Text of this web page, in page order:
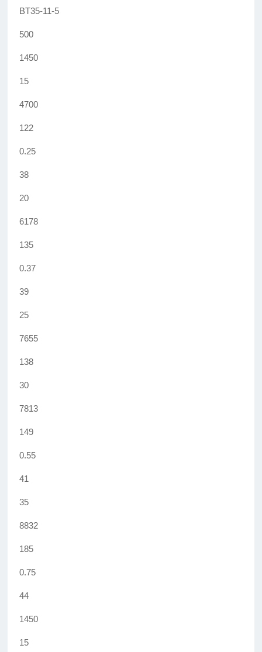
BT35-11-5
500
1450
15
4700
122
0.25
38
20
6178
135
0.37
39
25
7655
138
30
7813
149
0.55
41
35
8832
185
0.75
44
1450
15